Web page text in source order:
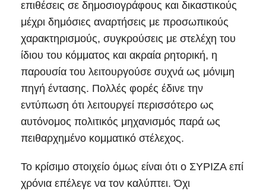
επιθέσεις σε δημοσιογράφους και δικαστικούς
μέχρι δημόσιες αναρτήσεις με προσωπικούς
χαρακτηρισμούς, συγκρούσεις με στελέχη του
ίδιου του κόμματος και ακραία ρητορική, η
παρουσία του λειτουργούσε συχνά ως μόνιμη
πηγή έντασης. Πολλές φορές έδινε την
εντύπωση ότι λειτουργεί περισσότερο ως
αυτόνομος πολιτικός μηχανισμός παρά ως
πειθαρχημένο κομματικό στέλεχος.
Το κρίσιμο στοιχείο όμως είναι ότι ο ΣΥΡΙΖΑ επί
χρόνια επέλεγε να τον καλύπτει. Όχι